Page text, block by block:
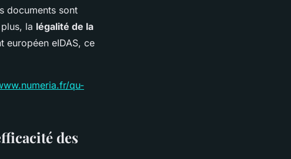
documents sont
la légalité de la
européen eIDAS, ce
qu-
des